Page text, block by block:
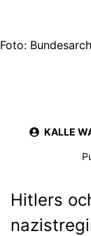
Foto:
KALLE
Hitlers